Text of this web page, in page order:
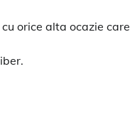
orice alta ocazie care